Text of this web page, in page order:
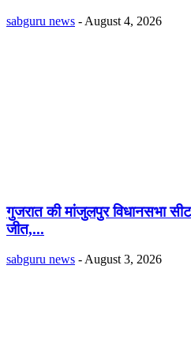
sabguru news - August 4, 2026
गुजरात की मांजुलपुर विधानसभा
जीत,...
sabguru news - August 3, 2026